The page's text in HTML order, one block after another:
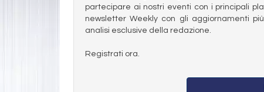
partecipare ai nostri eventi con i principali
newsletter Weekly con gli aggiornamenti
analisi esclusive della redazione.
Registrati ora.